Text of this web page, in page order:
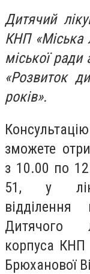
Дитячий
КНП «Міська
міської ради
«Розвиток
років».
зможете
з 10.00 по
51, у
відділення
Дитячого
корпуса
Брюханової